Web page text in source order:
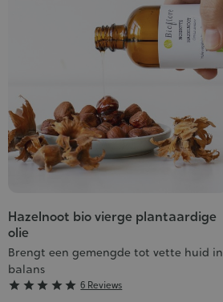
Hazelnoot bio vierge plantaardige
olie
Brengt een gemengde tot vette huid in
balans
Grade
     6 Reviews